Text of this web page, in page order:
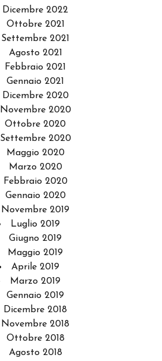
Dicembre 2022
Ottobre 2021
Settembre 2021
Agosto 2021
Febbraio 2021
Gennaio 2021
Dicembre 2020
Novembre 2020
Ottobre 2020
Settembre 2020
Maggio 2020
Marzo 2020
Febbraio 2020
Gennaio 2020
Novembre 2019
Luglio 2019
Giugno 2019
Maggio 2019
Aprile 2019
Marzo 2019
Gennaio 2019
Dicembre 2018
Novembre 2018
Ottobre 2018
Agosto 2018